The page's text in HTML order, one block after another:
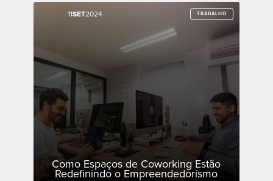
11SET2024 TRABALHO
Como Espaços de Coworking Estão
Redefinindo o Empreendedorismo
11SET2024 TRABALHO